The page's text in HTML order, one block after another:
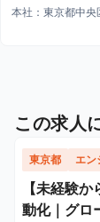
本社：東京都中央
この求人
東京都 エン
【未経験
動化｜グロ